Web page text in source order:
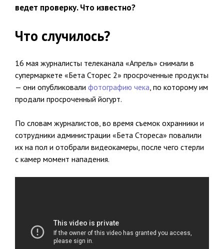
ведет проверку. Что известно?
Что случилось?
16 мая журналисты телеканала «Апрель» снимали в
супермаркете «Бета Сторес 2» просроченные продукты
— они опубликовали фотографию чека, по которому им
продали просроченный йогурт.
По словам журналистов, во время съемок охранники и
сотрудники администрации «Бета Стореса» повалили
их на пол и отобрали видеокамеры, после чего стерли
с камер момент нападения.